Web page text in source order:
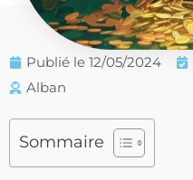
Publié le 12/05/2024
Alban
Sommaire